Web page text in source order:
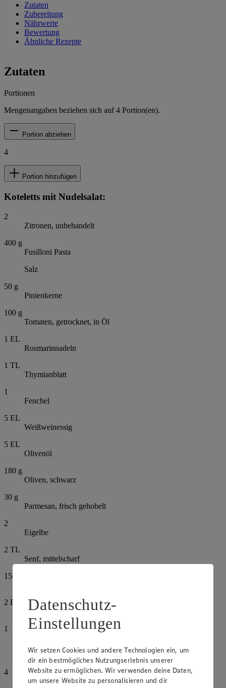
Zutaten
Zubereitung
Nährwerte
Bewertung
Ähnliche Rezepte
Zutaten
Portionen
Mengenangaben beziehen sich auf4 Portion(en).
Portion abziehen
4
Portion hinzufügen
Koteletts mit Nudelsalat:
2
Zitronen, unbehandelt
400 g
Fusilloni Pasta
Salz
50 g
Pinienkerne
100 g
Tomaten, getrocknet, in Öl
1 EL
Rosmarinnadeln
1 TL
Thymianblatt
1
Fenchel
5 EL
Weißweinessig
5 EL
Olivenöl
180 g
Oliven, schwarz
30 g
Parmesan, frisch gehobelt
2
Eigelbe
2 TL
Senf, mittelscharf
150
2 EL
Crème fraîche
1
Pfeffer, schwarz
4
Schweinekoteletts
Datenschutz-
Einstellungen
Wir setzen Cookies und andere Technologien ein, um
dir ein bestmögliches Nutzungserlebnis unserer
Website zu ermöglichen. Wir verwenden deine Daten,
um unsere Website zu personalisieren und dir